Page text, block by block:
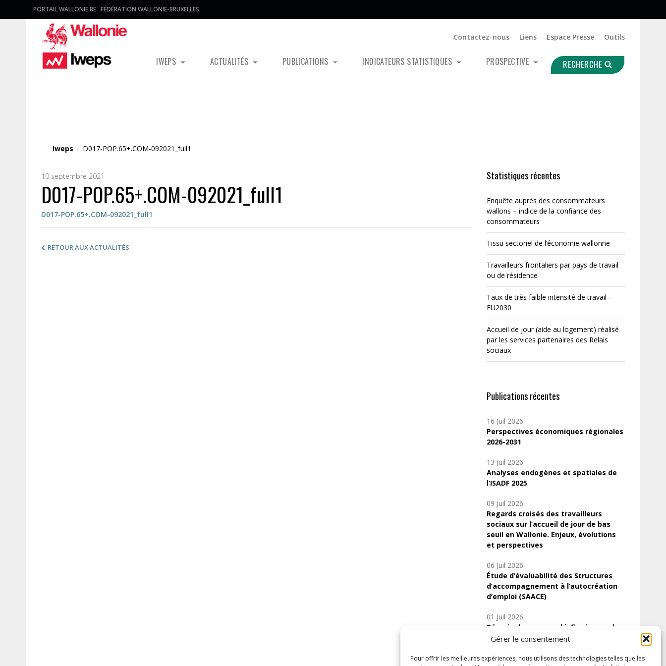
Gérer le consentement
Pour offrir les meilleures expériences, nous utilisons des technologies telles que les
PORTAIL WALLONIE.BE FÉDÉRATION WALLONIE-BRUXELLES
Contactez-nous Liens Espace Presse Outils
IWEPS ACTUALITÉS PUBLICATIONS INDICATEURS STATISTIQUES PROSPECTIVE RECHERCHE
Iweps / D017-POP.65+.COM-092021_full1
10 septembre 2021
D017-POP.65+.COM-092021_full1
D017-POP.65+.COM-092021_full1
RETOUR AUX ACTUALITÉS
Statistiques récentes
Enquête auprès des consommateurs
wallons – indice de la confiance des
consommateurs
Tissu sectoriel de l’économie wallonne
Travailleurs frontaliers par pays de travail
ou de résidence
Taux de très faible intensité de travail –
EU2030
Accueil de jour (aide au logement) réalisé
par les services partenaires des Relais
sociaux
Publications récentes
16 Juil 2026
Perspectives économiques régionales
2026-2031
13 Juil 2026
Analyses endogènes et spatiales de
l’ISADF 2025
09 Juil 2026
Regards croisés des travailleurs
sociaux sur l’accueil de jour de bas
seuil en Wallonie. Enjeux, évolutions
et perspectives
06 Juil 2026
Étude d’évaluabilité des Structures
d’accompagnement à l’autocréation
d’emploi (SAACE)
01 Juil 2026
Pénurie du personnel infirmier :quels
indicateurs d’offre de soins pour